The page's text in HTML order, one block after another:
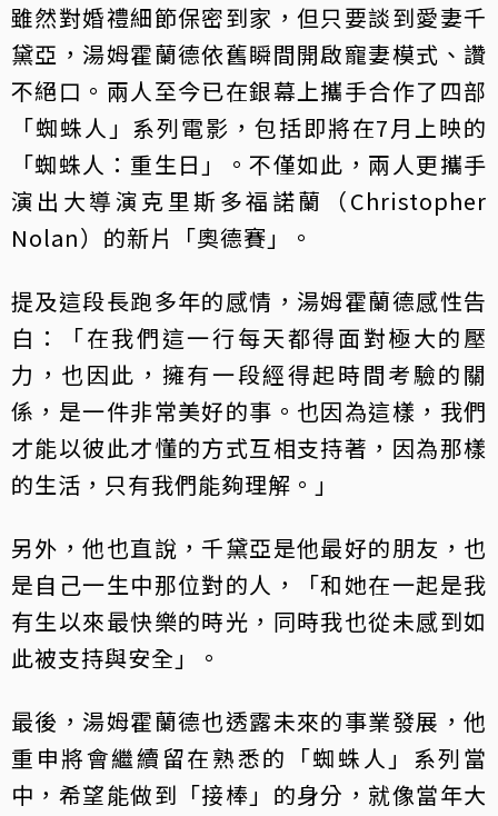
雖然對婚禮細節保密到家，但只要談到愛妻千
黛亞，湯姆霍蘭德依舊瞬間開啟寵妻模式、讚
不絕口。兩人至今已在銀幕上攜手合作了四部
「蜘蛛人」系列電影，包括即將在7月上映的
「蜘蛛人：重生日」。不僅如此，兩人更攜手
演出大導演克里斯多福諾蘭（Christopher
Nolan）的新片「奧德賽」。
提及這段長跑多年的感情，湯姆霍蘭德感性告
白：「在我們這一行每天都得面對極大的壓
力，也因此，擁有一段經得起時間考驗的關
係，是一件非常美好的事。也因為這樣，我們
才能以彼此才懂的方式互相支持著，因為那樣
的生活，只有我們能夠理解。」
另外，他也直說，千黛亞是他最好的朋友，也
是自己一生中那位對的人，「和她在一起是我
有生以來最快樂的時光，同時我也從未感到如
此被支持與安全」。
最後，湯姆霍蘭德也透露未來的事業發展，他
重申將會繼續留在熟悉的「蜘蛛人」系列當
中，希望能做到「接棒」的身分，就像當年大